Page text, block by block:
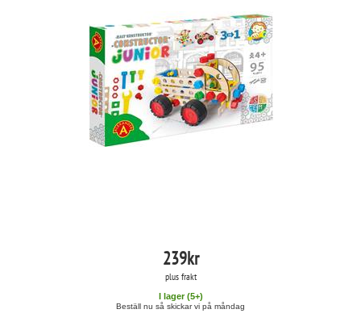
239kr
plus frakt
I lager (5+)
Beställ nu så skickar vi på måndag